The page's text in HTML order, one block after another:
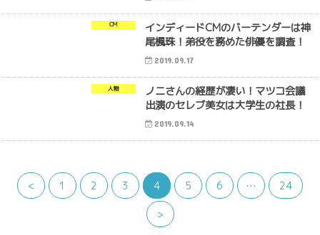
CM
インディードCMのバーテンダーは神
尾楓珠！弟役を務めた俳優を調査！
2019.09.17
人物
ノニさんの経歴が凄い！マツコ会議
出演のセレブ美女は大学生の社長！
2019.09.14
< 1 2 3 4 5 6 … 24
>